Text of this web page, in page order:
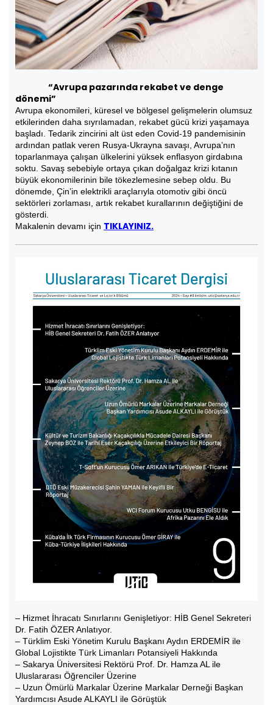
“Avrupa pazarında rekabet ve denge
dönemi”
Avrupa ekonomileri, küresel ve bölgesel gelişmelerin olumsuz
etkilerinden daha sıyrılamadan, rekabet gücü krizi yaşamaya
başladı. Tedarik zincirini alt üst eden Covid-19 pandemisinin
ardından patlak veren Rusya-Ukrayna savaşı, Avrupa’nın
toparlanmaya çalışan ülkelerini yüksek enflasyon girdabına
soktu. Savaş sebebiyle ortaya çıkan doğalgaz krizi kıtanın
büyük ekonomilerinin bile tökezlemesine sebep oldu. Bu
dönemde, Çin’in elektrikli araçlarıyla otomotiv gibi öncü
sektörleri zorlaması, artık rekabet kurallarının değiştiğini de
gösterdi.
Makalenin devamı için TIKLAYINIZ.
– Hizmet İhracatı Sınırlarını Genişletiyor: HİB Genel Sekreteri
Dr. Fatih ÖZER Anlatıyor.
– Türklim Eski Yönetim Kurulu Başkanı Aydın ERDEMİR ile
Global Lojistikte Türk Limanları Potansiyeli Hakkında
– Sakarya Üniversitesi Rektörü Prof. Dr. Hamza AL ile
Uluslararası Öğrenciler Üzerine
– Uzun Ömürlü Markalar Üzerine Markalar Derneği Başkan
Yardımcısı Asude ALKAYLI ile Görüştük